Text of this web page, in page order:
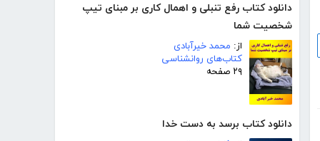
دانلود کتاب رفع تنبلی و اهمال کاری بر مبنای تیپ
شخصیت شما
از: محمد خیرآبادی
کتاب‌های روانشناسی
۲۹ صفحه
دانلود کتاب برسد به دست خدا